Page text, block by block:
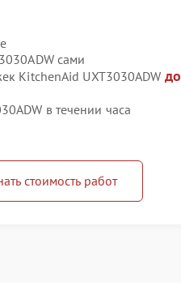
сами
KitchenAid UXT3030ADW до
в течении часа
стоимость работ